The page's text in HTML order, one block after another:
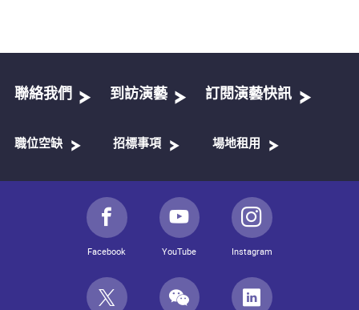
聯絡我們 到訪演藝 訂閱演藝快訊
職位空缺 招標事項 場地租用
Facebook YouTube Instagram